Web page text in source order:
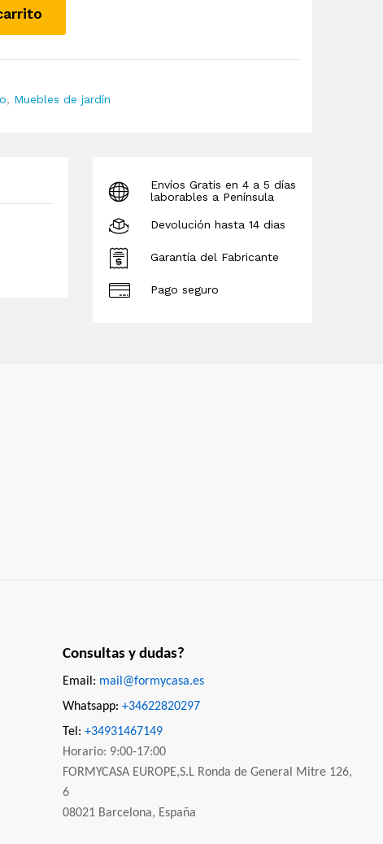
, Muebles de jardín
Envíos Gratis en 4 a 5 días
laborables a Península
Devolución hasta 14 dias
Garantía del Fabricante
Pago seguro
Consultas y dudas?
Email: mail@formycasa.es
Whatsapp: +34622820297
Tel: +34931467149
Horario: 9:00-17:00
FORMYCASA EUROPE,S.L Ronda de General Mitre 126,
6
08021 Barcelona, España